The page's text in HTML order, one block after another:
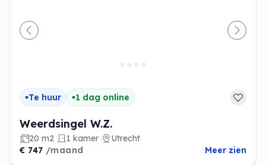
Vorige
Te huur 1 dag online
Weerdsingel W.Z.
20 m2 1 kamer
Utrecht
€ 747 /maand Meer zien